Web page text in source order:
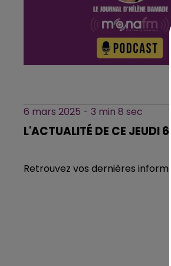
6 mars 2025 - 3 min 8 sec
L'ACTUALITÉ DE CE JEUDI
Retrouvez vos dernières